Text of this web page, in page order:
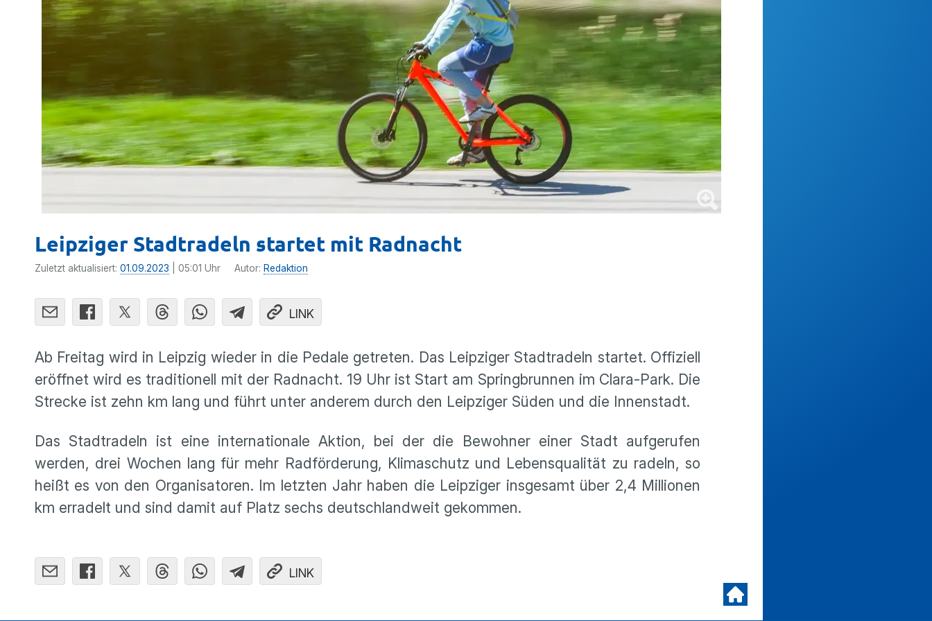
Leipziger Stadtradeln startet mit Radnacht
Zuletzt aktualisiert: 01.09.2023 | 05:01 Uhr Autor: Redaktion
LINK
Ab Freitag wird in Leipzig wieder in die Pedale getreten. Das Leipziger Stadtradeln startet. Offiziell
eröffnet wird es traditionell mit der Radnacht. 19 Uhr ist Start am Springbrunnen im Clara-Park. Die
Strecke ist zehn km lang und führt unter anderem durch den Leipziger Süden und die Innenstadt.
Das Stadtradeln ist eine internationale Aktion, bei der die Bewohner einer Stadt aufgerufen
werden, drei Wochen lang für mehr Radförderung, Klimaschutz und Lebensqualität zu radeln, so
heißt es von den Organisatoren. Im letzten Jahr haben die Leipziger insgesamt über 2,4 Millionen
km erradelt und sind damit auf Platz sechs deutschlandweit gekommen.
LINK